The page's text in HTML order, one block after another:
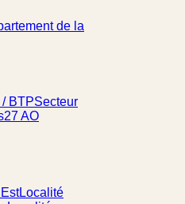
de la
BTPSecteur
27 AO
Localité